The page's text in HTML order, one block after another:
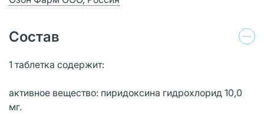
Состав
1 таблетка содержит:
активное вещество: пиридоксина гидрохлорид 10,0
мг.